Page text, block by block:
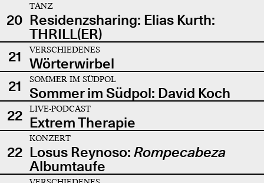
20
TANZ
Residenzsharing: Elias Kurth:
THRILL(ER)
21
VERSCHIEDENES
Wörterwirbel
21
SOMMER IM SÜDPOL
Sommer im Südpol: David Koch
22
LIVE-PODCAST
Extrem Therapie
22
KONZERT
Losus Reynoso: Rompecabeza
Albumtaufe